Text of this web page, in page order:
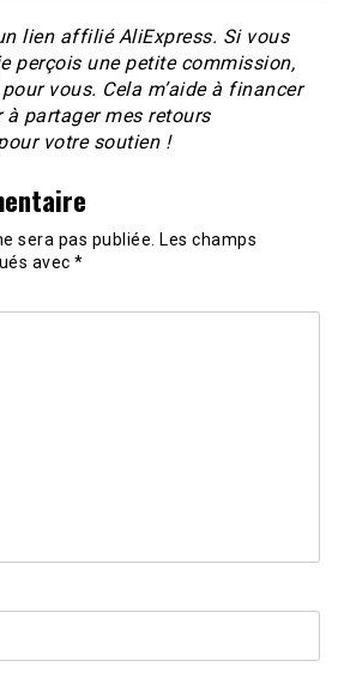
lien affilié AliExpress. Si vous
perçois une petite commission,
vous. Cela m’aide à financer
partager mes retours
votre soutien !
sera pas publiée. Les champs
avec *